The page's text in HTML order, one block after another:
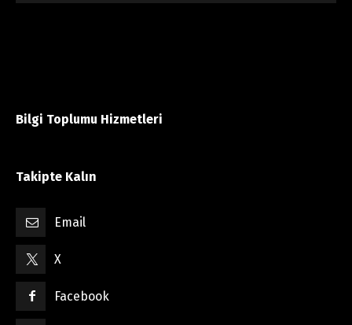
Bilgi Toplumu Hizmetleri
Takipte Kalın
Email
X
Facebook